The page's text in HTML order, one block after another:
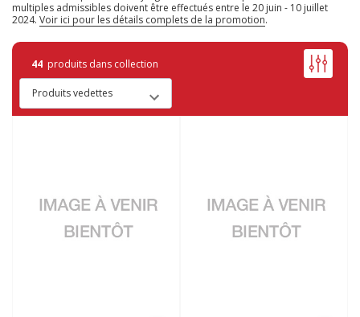
multiples admissibles doivent être effectués entre le 20 juin - 10 juillet
2024. Voir ici pour les détails complets de la promotion.
44 produits dans collection